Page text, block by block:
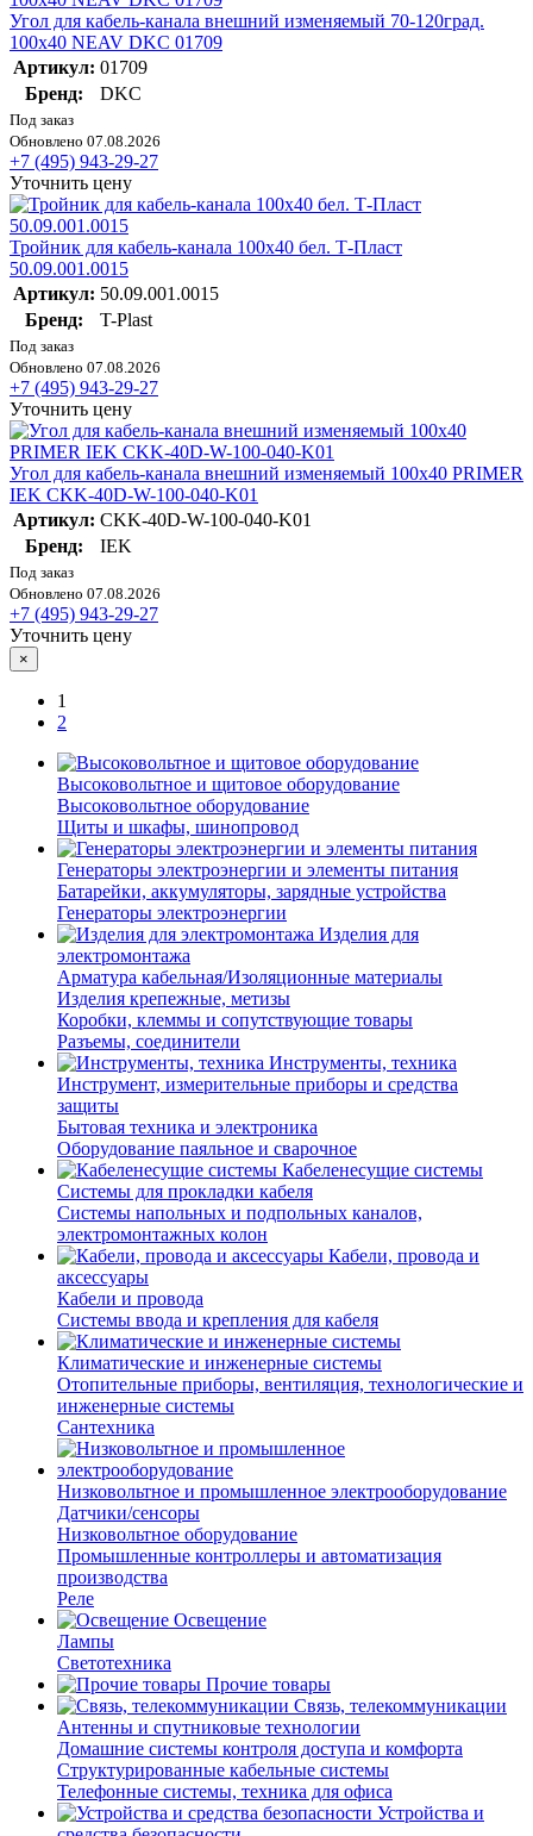
Угол для кабель-канала внешний изменяемый 70-120град.
100х40 NEAV DKC 01709
Артикул: 01709
Бренд:
DKC
Под заказ
Обновлено 07.08.2026
+7 (495) 943-29-27
Уточнить цену
Тройник для кабель-канала 100х40 бел. Т-Пласт
50.09.001.0015
Артикул: 50.09.001.0015
Бренд:
T-Plast
Под заказ
Обновлено 07.08.2026
+7 (495) 943-29-27
Уточнить цену
Угол для кабель-канала внешний изменяемый 100х40 PRIMER
IEK CKK-40D-W-100-040-K01
Артикул: CKK-40D-W-100-040-K01
Бренд:
IEK
Под заказ
Обновлено 07.08.2026
+7 (495) 943-29-27
Уточнить цену
×
1
2
Высоковольтное и щитовое оборудование
Высоковольтное оборудование
Щиты и шкафы, шинопровод
Генераторы электроэнергии и элементы питания
Батарейки, аккумуляторы, зарядные устройства
Генераторы электроэнергии
Изделия для
электромонтажа
Арматура кабельная/Изоляционные материалы
Изделия крепежные, метизы
Коробки, клеммы и сопутствующие товары
Разъемы, соединители
Инструменты, техника
Инструмент, измерительные приборы и средства
защиты
Бытовая техника и электроника
Оборудование паяльное и сварочное
Кабеленесущие системы
Системы для прокладки кабеля
Системы напольных и подпольных каналов,
электромонтажных колон
Кабели, провода и
аксессуары
Кабели и провода
Системы ввода и крепления для кабеля
Климатические и инженерные системы
Отопительные приборы, вентиляция, технологические и
инженерные системы
Сантехника
Низковольтное и промышленное электрооборудование
Датчики/сенсоры
Низковольтное оборудование
Промышленные контроллеры и автоматизация
производства
Реле
Освещение
Лампы
Светотехника
Прочие товары
Связь, телекоммуникации
Антенны и спутниковые технологии
Домашние системы контроля доступа и комфорта
Структурированные кабельные системы
Телефонные системы, техника для офиса
Устройства и